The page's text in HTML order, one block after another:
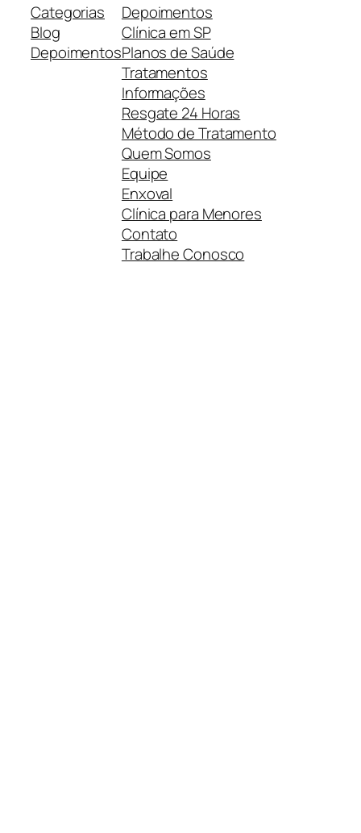
Categorias
Blog
Depoimentos
Depoimentos
Clínica em SP
Planos de Saúde
Tratamentos
Informações
Resgate 24 Horas
Método de Tratamento
Quem Somos
Equipe
Enxoval
Clínica para Menores
Contato
Trabalhe Conosco